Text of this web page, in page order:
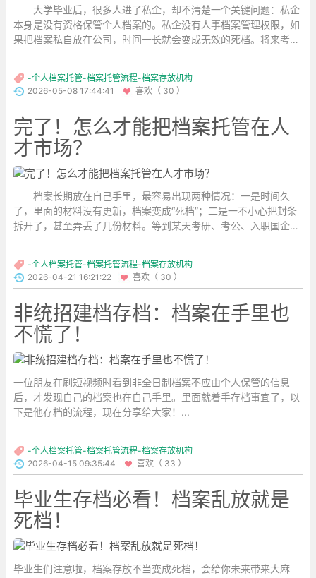
大学毕业后，很多人进了私企，却不清楚一个关键问题：私企
本身是没有资格保管个人档案的。私企没有人事档案管理权限，如
果把档案私自放在公司，时间一长就会变成无效的死档。将来考
-个人档案托管-档案托管流程-档案存放机构
2026-05-08 17:44:41
喜欢（ 30 ）
完了！怎么才能把档案托管在人
才市场？
档案长期放在自己手里，最容易出现两种情况：一是时间久
了，里面的材料没有更新，档案变成“死档”；二是一不小心把封条
拆开了，甚至弄丢了几份材料。等到某天考研、考公、入职国企或
-个人档案托管-档案托管流程-档案存放机构
2026-04-21 16:21:22
喜欢（ 30 ）
非统招建档存档：档案在手里也
不慌了！
一位朋友在刷短视频时看到非全日制档案不应由个人保管的信息
后，才发现自己的档案也在自己手里。里面就着手存档事宜了，以
下是他存档的流程，现在分享给大家！...
-个人档案托管-档案托管流程-档案存放机构
2026-04-15 09:35:44
喜欢（ 33 ）
毕业生存档必看！档案乱放就是
死档！
毕业生们注意啦，档案存放不当变成死档，会给你未来带来大麻